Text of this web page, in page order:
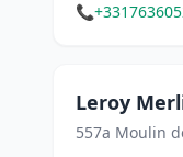
📞
Leroy
557a Moulin